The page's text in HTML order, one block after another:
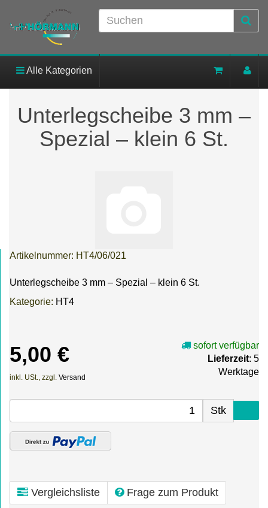
Alle Kategorien
Unterlegscheibe 3 mm –
Spezial – klein 6 St.
Artikelnummer: HT4/06/021
Unterlegscheibe 3 mm – Spezial – klein 6 St.
Kategorie: HT4
5,00 €
inkl. USt., zzgl. Versand
sofort verfügbar
Lieferzeit: 5
Werktage
Stk
Vergleichsliste Frage zum Produkt